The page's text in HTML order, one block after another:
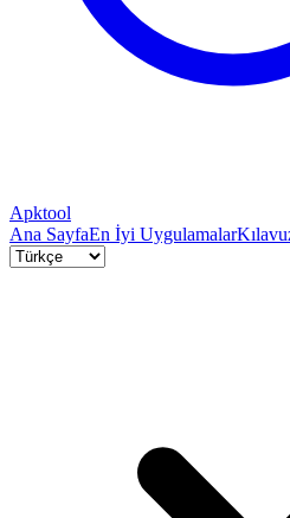
Apktool
Ana SayfaEn İyi Uygulamalar